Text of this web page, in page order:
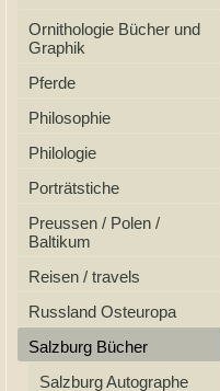
Ornithologie Bücher und
Graphik
Pferde
Philosophie
Philologie
Porträtstiche
Preussen / Polen /
Baltikum
Reisen / travels
Russland Osteuropa
Salzburg Bücher
Salzburg Autographe